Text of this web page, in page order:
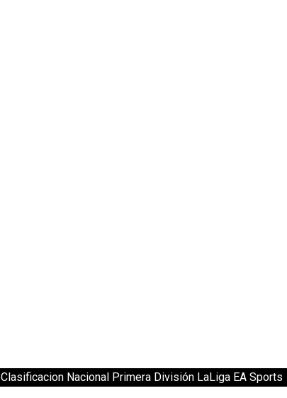
Clasificacion Nacional Primera División LaLiga EA Sports